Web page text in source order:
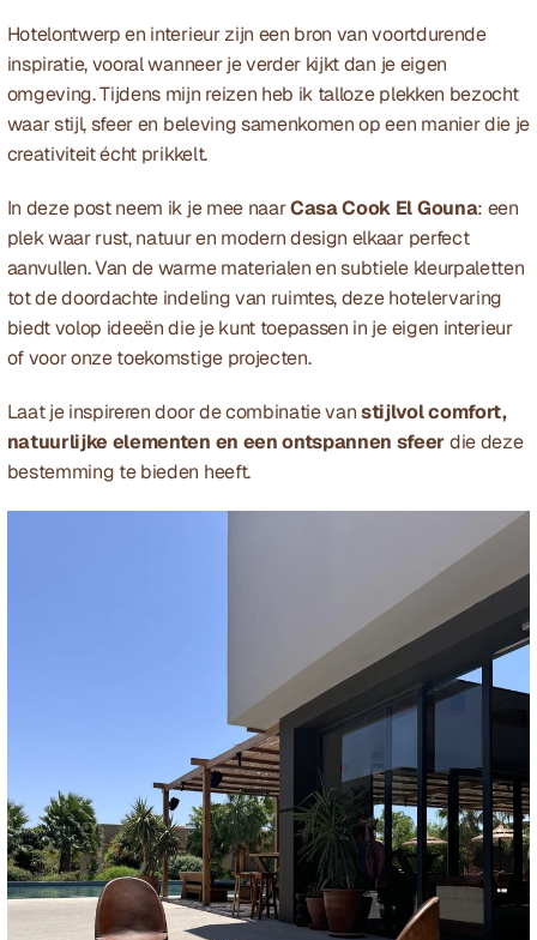
Hotelontwerp en interieur zijn een bron van voortdurende
inspiratie, vooral wanneer je verder kijkt dan je eigen
omgeving. Tijdens mijn reizen heb ik talloze plekken bezocht
waar stijl, sfeer en beleving samenkomen op een manier die je
creativiteit écht prikkelt.
In deze post neem ik je mee naar Casa Cook El Gouna: een
plek waar rust, natuur en modern design elkaar perfect
aanvullen. Van de warme materialen en subtiele kleurpaletten
tot de doordachte indeling van ruimtes, deze hotelervaring
biedt volop ideeën die je kunt toepassen in je eigen interieur
of voor onze toekomstige projecten.
Laat je inspireren door de combinatie van stijlvol comfort,
natuurlijke elementen en een ontspannen sfeer die deze
bestemming te bieden heeft.